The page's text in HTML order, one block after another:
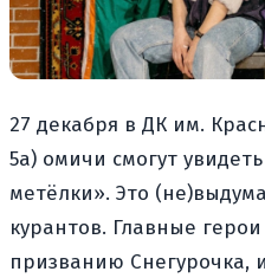
27 декабря в ДК им.
5а) омичи смогут
метёлки». Это
курантов. Главные
призванию Снегурочка,